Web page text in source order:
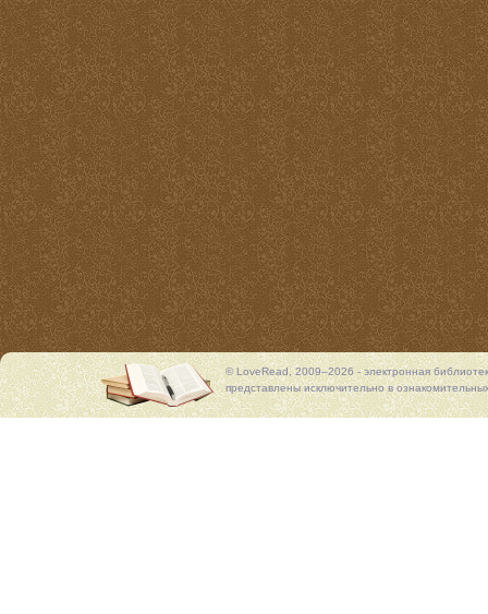
© LoveRead, 2009–2026 - электронная
представлены исключительно в